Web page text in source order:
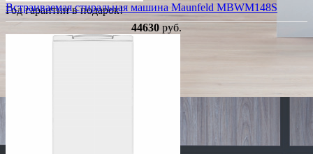
Год гарантии в подарок!
Встраиваемая стиральная машина Maunfeld MBWM148S
44630 руб.